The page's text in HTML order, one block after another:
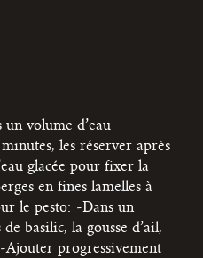
un volume d’eau
les réserver après
glacée pour fixer la
en fines lamelles à
le pesto: -Dans un
basilic, la gousse d’ail,
-Ajouter progressivement